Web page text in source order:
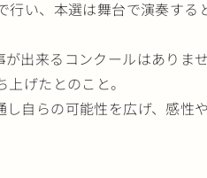
い、本選は舞台で演奏する
出来るコンクールはありま
げたとのこと。
自らの可能性を広げ、感性